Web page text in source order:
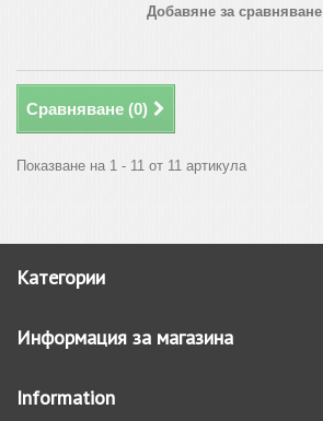
Добавяне за сравняване
Сравняване (0)
Показване на 1 - 11 от 11 артикула
Категории
Информация за магазина
Information